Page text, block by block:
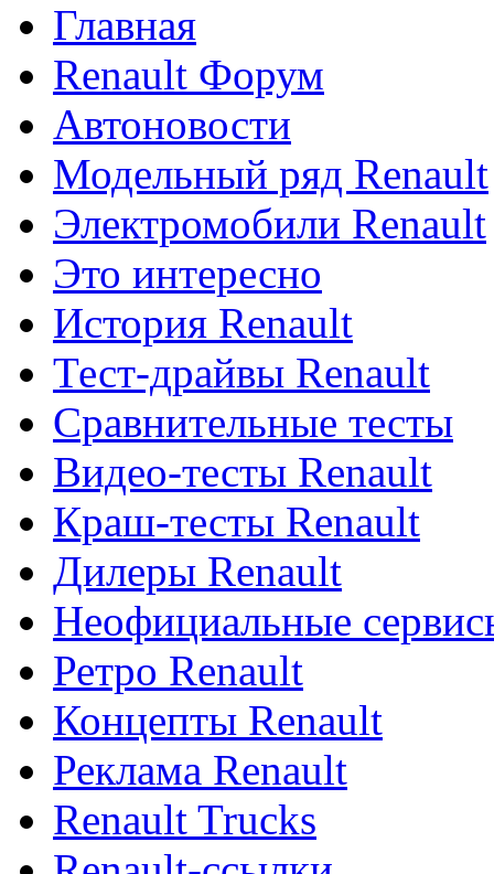
Главная
Renault Форум
Автоновости
Модельный ряд Renault
Электромобили Renault
Это интересно
История Renault
Тест-драйвы Renault
Сравнительные тесты
Видео-тесты Renault
Краш-тесты Renault
Дилеры Renault
Неофициальные
Ретро Renault
Концепты Renault
Реклама Renault
Renault Trucks